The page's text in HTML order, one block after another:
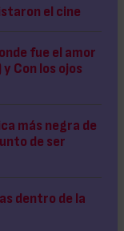
el cine
fue el amor
Con los ojos
más negra de
de ser
dentro de la